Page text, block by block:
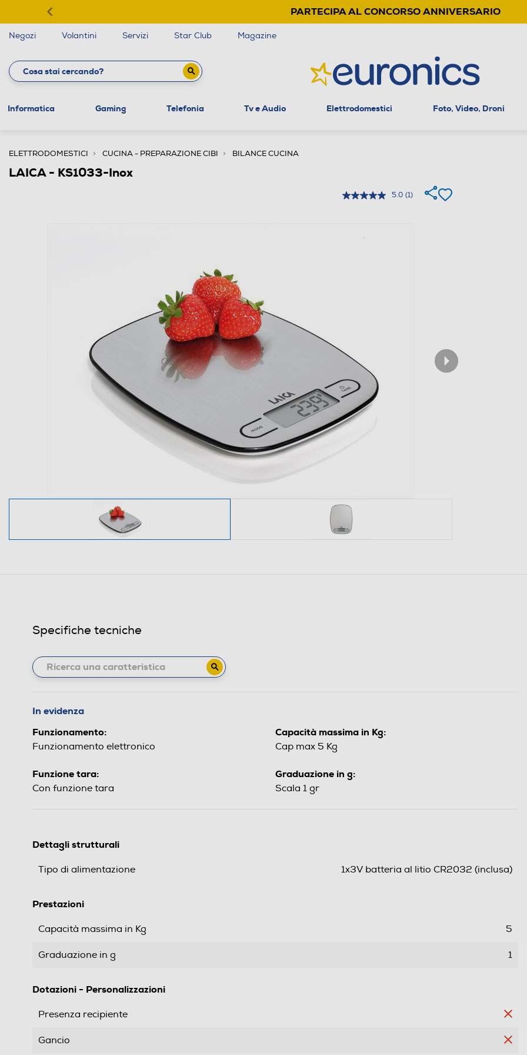
PARTECIPA AL CONCORSO ANNIVERSARIO
Negozi Volantini Servizi Star Club Magazine
Informatica Gaming Telefonia Tv e Audio Elettrodomestici Foto, Video, Droni
ELETTRODOMESTICI CUCINA - PREPARAZIONE CIBI BILANCE CUCINA
LAICA - KS1033-Inox
5.0 (1)
Specifiche tecniche
In evidenza
Funzionamento:
Funzionamento elettronico
Capacità massima in Kg:
Cap max 5 Kg
Funzione tara:
Con funzione tara
Graduazione in g:
Scala 1 gr
Dettagli strutturali
Tipo di alimentazione 1x3V batteria al litio CR2032 (inclusa)
Prestazioni
Capacità massima in Kg 5
Graduazione in g 1
Dotazioni - Personalizzazioni
Presenza recipiente
Gancio